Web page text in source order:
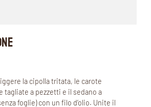
la cipolla tritata, le carote
tagliate a pezzetti e il sedano a
foglie) con un filo d’olio. Unite il